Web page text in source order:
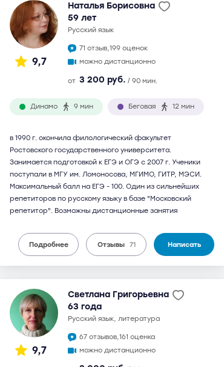
9,7
Наталья Борисовна
59 лет
русский язык
71 отзыв,199 оценок
можно дистанционно
от 3 200 руб. / 90 мин.
Динамо 9 мин Беговая 12 мин
в 1990 г. окончила филологический факультет
Ростовского государственного университета.
Занимается подготовкой к ЕГЭ и ОГЭ с 2007 г. Ученики
поступали в МГУ им. Ломоносова, МГИМО, ГИТР, МЭСИ.
Максимальный балл на ЕГЭ - 100. Один из сильнейших
репетиторов по русскому языку в базе "Московский
репетитор". Возможны дистанционные занятия
Подробнее Отзывы 71 Написать
9,7
Светлана Григорьевна
63 года
русский язык, литература
67 отзывов,161 оценка
можно дистанционно